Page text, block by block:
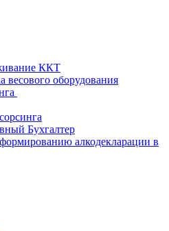
ККТ
весового оборудования
Бухгалтер
алкодекларации в